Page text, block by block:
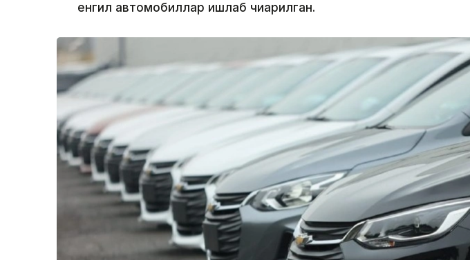
енгил автомобиллар ишлаб чиқарилган.